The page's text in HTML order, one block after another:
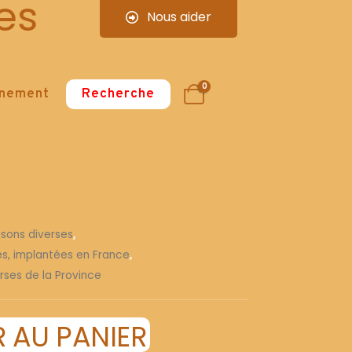
Nous aider
Recherche 0
diverses,
implantées en France,
de la Province
AU PANIER